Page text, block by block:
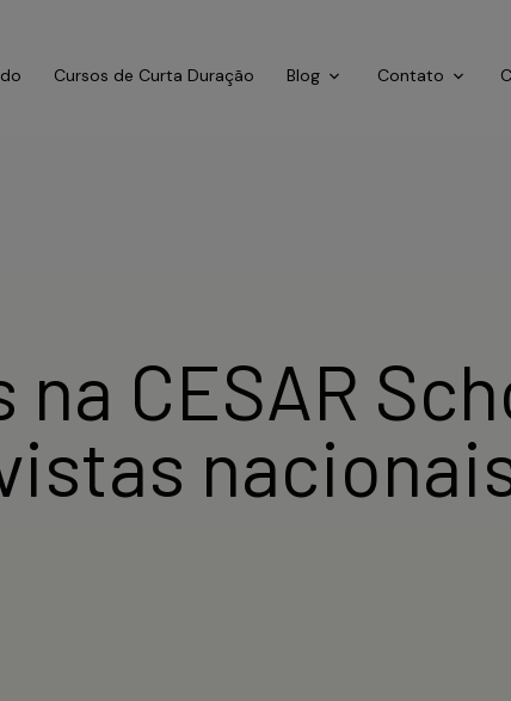
Cursos de Curta Duração Blog Contato
CESAR